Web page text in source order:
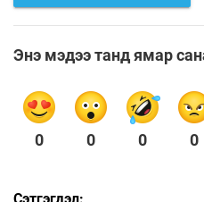
Энэ мэдээ танд ямар
0 0 0 0